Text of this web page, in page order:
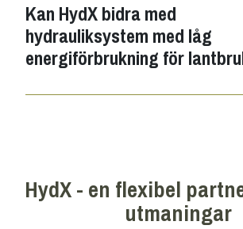
Kan HydX bidra med
hydrauliksystem med låg
energiförbrukning för
HydX - en flexibel
utmaningar